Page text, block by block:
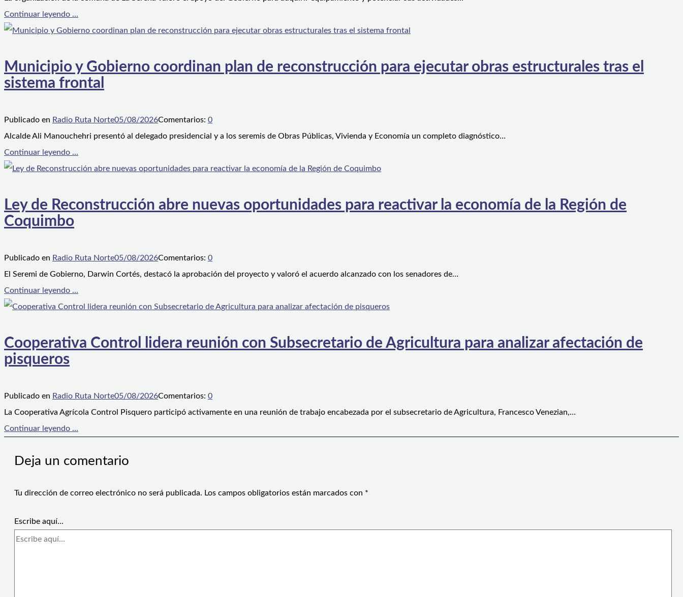
Continuar leyendo ...
Municipio y Gobierno coordinan plan de reconstrucción para ejecutar obras estructurales tras el
sistema frontal
Publicado en Radio Ruta Norte05/08/2026Comentarios: 0
Alcalde Ali Manouchehri presentó al delegado presidencial y a los seremis de Obras Públicas, Vivienda y Economía un completo diagnóstico…
Continuar leyendo ...
Ley de Reconstrucción abre nuevas oportunidades para reactivar la economía de la Región de
Coquimbo
Publicado en Radio Ruta Norte05/08/2026Comentarios: 0
El Seremi de Gobierno, Darwin Cortés, destacó la aprobación del proyecto y valoró el acuerdo alcanzado con los senadores de…
Continuar leyendo ...
Cooperativa Control lidera reunión con Subsecretario de Agricultura para analizar afectación de
pisqueros
Publicado en Radio Ruta Norte05/08/2026Comentarios: 0
La Cooperativa Agrícola Control Pisquero participó activamente en una reunión de trabajo encabezada por el subsecretario de Agricultura, Francesco Venezian,…
Continuar leyendo ...
Deja un comentario
Tu dirección de correo electrónico no será publicada. Los campos obligatorios están marcados con *
Escribe aquí...